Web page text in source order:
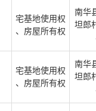
宅基地使用权
、房屋所有权
南华
坦郎
宅基地使用权
、房屋所有权
南华
坦郎